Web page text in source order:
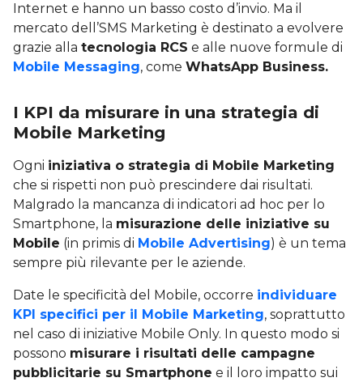
Internet e hanno un basso costo d’invio. Ma il
mercato dell’SMS Marketing è destinato a evolvere
grazie alla tecnologia RCS e alle nuove formule di
Mobile Messaging, come WhatsApp Business.
I KPI da misurare in una strategia di
Mobile Marketing
Ogni iniziativa o strategia di Mobile Marketing
che si rispetti non può prescindere dai risultati.
Malgrado la mancanza di indicatori ad hoc per lo
Smartphone, la misurazione delle iniziative su
Mobile (in primis di Mobile Advertising) è un tema
sempre più rilevante per le aziende.
Date le specificità del Mobile, occorre individuare
KPI specifici per il Mobile Marketing, soprattutto
nel caso di iniziative Mobile Only. In questo modo si
possono misurare i risultati delle campagne
pubblicitarie su Smartphone e il loro impatto sui